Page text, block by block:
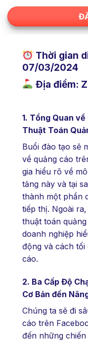
Thời gian
07/03/2024
Địa điểm:
1. Tổng Quan
Thuật Toán
Buổi đào tạo sẽ
về quảng cáo
gia hiểu rõ về
tảng này và tại
thành một phần
tiếp thị. Ngoài
thuật toán
doanh nghiệp
động và cách
cáo.
2. Ba Cấp Độ
Cơ Bản đến
Chúng ta sẽ đi
cáo trên
đến những